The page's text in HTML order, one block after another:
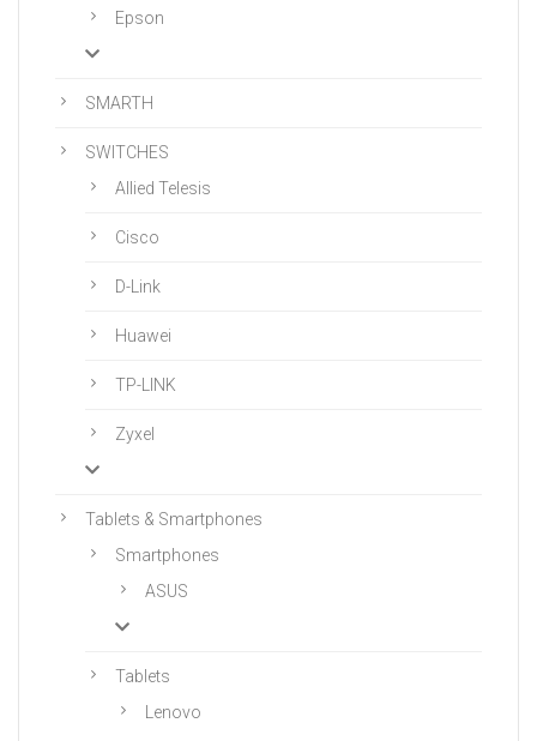
Epson
SMARTH
SWITCHES
Allied Telesis
Cisco
D-Link
Huawei
TP-LINK
Zyxel
Tablets & Smartphones
Smartphones
ASUS
Tablets
Lenovo